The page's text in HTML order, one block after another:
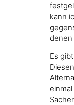
kann
denen
Es